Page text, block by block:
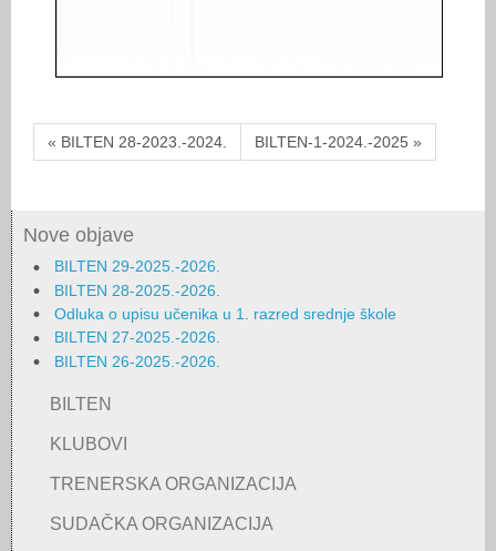
« BILTEN 28-2023.-2024. BILTEN-1-2024.-2025 »
Nove objave
BILTEN 29-2025.-2026.
BILTEN 28-2025.-2026.
Odluka o upisu učenika u 1. razred srednje škole
BILTEN 27-2025.-2026.
BILTEN 26-2025.-2026.
BILTEN
KLUBOVI
TRENERSKA ORGANIZACIJA
SUDAČKA ORGANIZACIJA